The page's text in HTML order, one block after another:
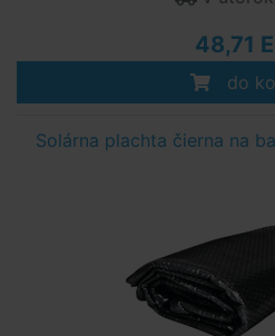
48,71
do
Solárna plachta čierna na